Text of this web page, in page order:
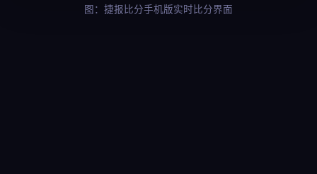
图：捷报比分手机版实时比分界面